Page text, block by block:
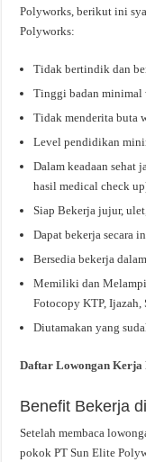
Polyworks, berikut ini
Polyworks:
Tidak bertindik dan
Tinggi badan minimal
Tidak menderita buta
Level pendidikan
Dalam keadaan sehat
hasil medical check
Siap Bekerja jujur,
Dapat bekerja secara
Bersedia bekerja
Memiliki dan
Fotocopy KTP,
Diutamakan yang
Daftar Lowongan Kerja
Benefit Bekerja
Setelah membaca
pokok PT Sun Elite